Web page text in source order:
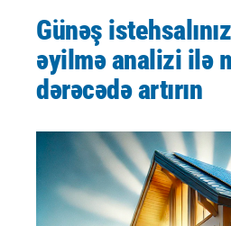
Günəş
əyilmə analizi ilə
dərəcədə artırın